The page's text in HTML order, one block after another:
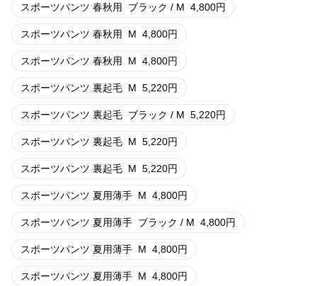
スポーツパンツ 春秋用 ブラック / M 4,800円
スポーツパンツ 春秋用 M 4,800円
スポーツパンツ 春秋用 M 4,800円
スポーツパンツ 裏起毛 M 5,220円
スポーツパンツ 裏起毛 ブラック / M 5,220円
スポーツパンツ 裏起毛 M 5,220円
スポーツパンツ 裏起毛 M 5,220円
スポーツパンツ 夏用薄手 M 4,800円
スポーツパンツ 夏用薄手 ブラック / M 4,800円
スポーツパンツ 夏用薄手 M 4,800円
スポーツパンツ 夏用薄手 M 4,800円